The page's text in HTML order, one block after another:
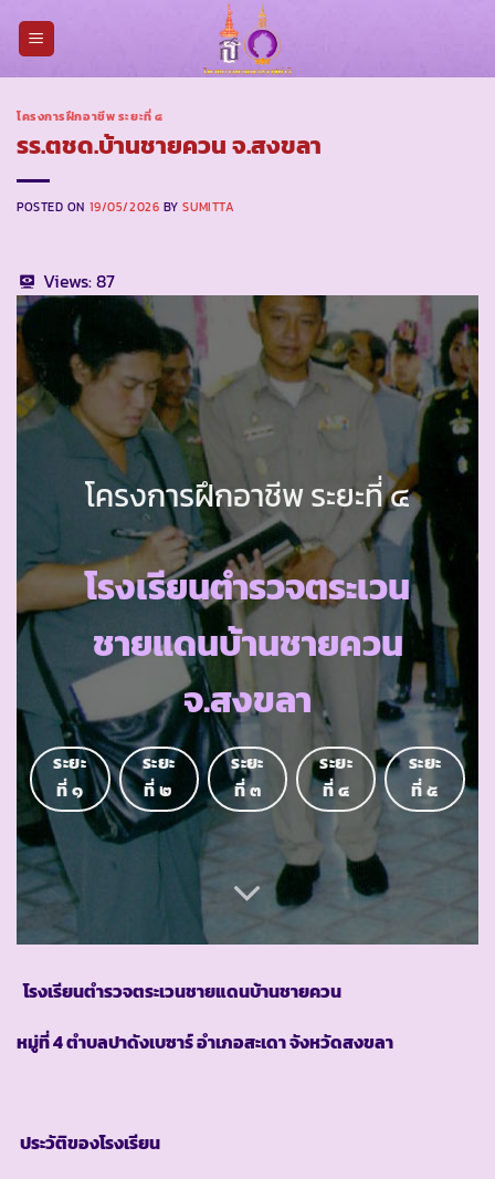
โครงการฝึกอาชีพ ระยะที่ ๔
รร.ตชด.บ้านชายควน จ.สงขลา
POSTED ON 19/05/2026 BYSUMITTA
Views:87
โครงการฝึกอาชีพ ระยะที่ ๔
โรงเรียนตำรวจตระเวน
ชายแดนบ้านชายควน
จ.สงขลา
ระยะ
ที่ ๑
ระยะ
ที่ ๒
ระยะ
ที่ ๓
ระยะ
ที่ ๔
ระยะ
ที่ ๕
โรงเรียนตำรวจตระเวนชายแดนบ้านชายควน
หมู่ที่ 4 ตำบลปาดังเบซาร์ อำเภอสะเดา จังหวัดสงขลา
ประวัติของโรงเรียน